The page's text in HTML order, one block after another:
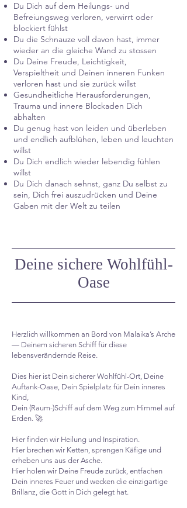
Du Dich auf dem Heilungs- und
Befreiungsweg verloren, verwirrt oder
blockiert fühlst
Du die Schnauze voll davon hast, immer
wieder an die gleiche Wand zu stossen
Du Deine Freude, Leichtigkeit,
Verspieltheit und Deinen inneren Funken
verloren hast und sie zurück willst
Gesundheitliche Herausforderungen,
Trauma und innere Blockaden Dich
abhalten
Du genug hast von leiden und überleben
und endlich aufblühen, leben und leuchten
willst
Du Dich endlich wieder lebendig fühlen
willst
Du Dich danach sehnst, ganz Du selbst zu
sein, Dich frei auszudrücken und Deine
Gaben mit der Welt zu teilen
Deine sichere Wohlfühl-
Oase
Herzlich willkommen an Bord von Malaika’s Arche
— Deinem sicheren Schiff für diese
lebensverändernde Reise.
Dies hier ist Dein sicherer Wohlfühl-Ort, Deine
Auftank-Oase, Dein Spielplatz für Dein inneres
Kind,
Dein (Raum-)Schiff auf dem Weg zum Himmel auf
Erden. 🚀
Hier finden wir Heilung und Inspiration.
Hier brechen wir Ketten, sprengen Käfige und
erheben uns aus der Asche.
Hier holen wir Deine Freude zurück, entfachen
Dein inneres Feuer und wecken die einzigartige
Brillanz, die Gott in Dich gelegt hat.